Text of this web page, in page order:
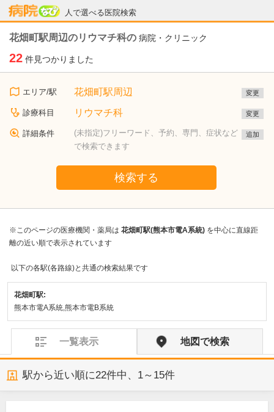
人で選べる医院検索
病院なび
花畑町駅周辺のリウマチ科の 病院・クリニック
22 件見つかりました
エリア/駅 花畑町駅周辺 変更
診療科目 リウマチ科 変更
詳細条件
(未指定)フリーワード、予約、専門、症状など
で検索できます
追加
検索する
※このページの医療機関・薬局は 花畑町駅(熊本市電A系統) を中心に直線距
離の近い順で表示されています
以下の各駅(各路線)と共通の検索結果です
花畑町駅:
熊本市電A系統,熊本市電B系統
一覧表示 地図で検索
駅から近い順に22件中、 1～15件